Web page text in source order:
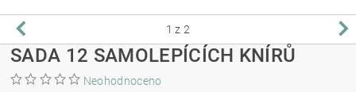
1 z 2
SADA 12 SAMOLEPÍCÍCH KNÍRŮ
Neohodnoceno